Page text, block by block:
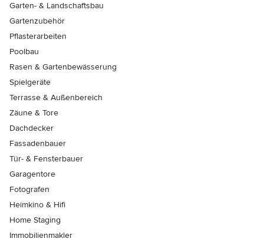
Garten- & Landschaftsbau
Gartenzubehör
Pflasterarbeiten
Poolbau
Rasen & Gartenbewässerung
Spielgeräte
Terrasse & Außenbereich
Zäune & Tore
Dachdecker
Fassadenbauer
Tür- & Fensterbauer
Garagentore
Fotografen
Heimkino & Hifi
Home Staging
Immobilienmakler